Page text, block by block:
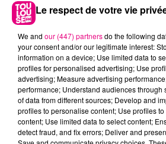
Cancer Lion
Le respect de votre vie
We and our (447) partnersdo the following
your consent and/or our legitimate interest:
information on a device; Use limited data to
profiles for personalised advertising; Use
advertising; Measure advertising
performance; Understand audiences through
of data from different sources; Develop and
profiles to personalise content; Use profiles
content; Use limited data to select content;
detect fraud, and fix errors; Deliver and